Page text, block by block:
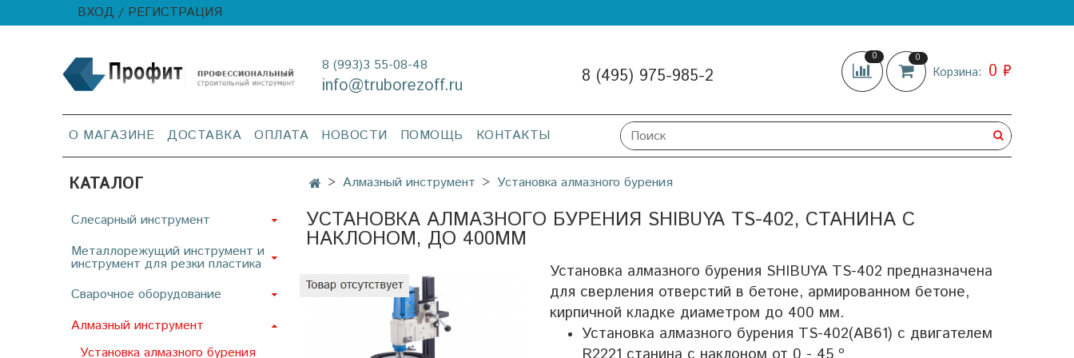
ВХОД / РЕГИСТРАЦИЯ
8 (993)3 55-08-48
info@truborezoff.ru 8 (495) 975-985-2
0 0
Корзина: 0 ₽
О МАГАЗИНЕ ДОСТАВКА ОПЛАТА НОВОСТИ ПОМОЩЬ КОНТАКТЫ
Алмазный инструмент Установка алмазного бурения
УСТАНОВКА АЛМАЗНОГО БУРЕНИЯ SHIBUYA TS-402, СТАНИНА С
НАКЛОНОМ, ДО 400ММ
Установка алмазного бурения SHIBUYA TS-402 предназначена
для сверления отверстий в бетоне, армированном бетоне,
кирпичной кладке диаметром до 400 мм.
Установка алмазного бурения TS-402(AB61) с двигателем
КАТАЛОГ
Слесарный инструмент
Металлорежущий инструмент и
инструмент для резки пластика
Сварочное оборудование
Алмазный инструмент
Установка алмазного бурения